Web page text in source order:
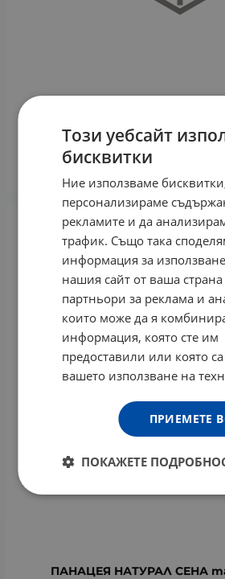
1.52 € 2.97
ПАНАЦЕЯ НАТУРАЛ СЕНА
Този уебсайт
бисквитки
Ние използваме
персонализираме
рекламите и да
трафик. Също така
информация за
нашия сайт от ваша
партньори за реклама и
които може да я
информация, която сте им
предоставили или която
вашето използване на
ПРИЕМЕТЕ
ПОКАЖЕТЕ